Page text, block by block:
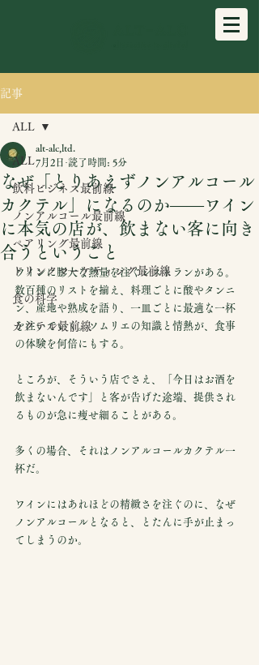
記事
ALL
飲料ビジネス最前線
ノンアルコール最前線
ペアリング最前線
ドリンクマーケティング最前線
食の科学
カクテル最前線
ALL
なぜ「とりあえずノンアルコール
カクテル」になるのか——ワイン
に本気の店が、飲まない客に向き
合うということ
alt-alc,ltd.
7月2日 読了時間: 5分
ワインに膨大な熱量を注ぐレストランがある。
数百種のリストを揃え、料理ごとに酸やタンニ
ン、産地や熟成を語り、一皿ごとに最適な一杯
を注いでいく。ソムリエの知識と情熱が、食事
の体験を何倍にもする。
ところが、そういう店でさえ、「今日はお酒を
飲まないんです」と客が告げた途端、提供され
るものが急に痩せ細ることがある。
多くの場合、それはノンアルコールカクテル一
杯だ。
ワインにはあれほどの精緻さを注ぐのに、なぜ
ノンアルコールとなると、とたんに手が止まっ
てしまうのか。